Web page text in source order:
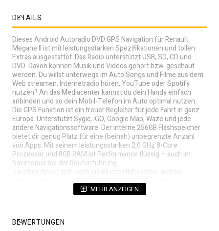
DETAILS
Dieses Android Autoradio DVD GPS Navigation für Renault
Megane II ist mit leistungsstarken Spezifikationen und tollen
Extras ausgestattet. Das Radio unterstützt USB, SD, CD und
DVD. Davon können Musik und Videos gehört bzw. geschaut
werden. Du willst unterwegs im Auto Songs und Filme aus dem
Web streamen, Internetradio hören, YouTube oder Spotify
nutzen? An das Mediacenter kannst du dein Handy einfach
anbinden und so dein Mobil-Telefon im Auto optimal nutzen.
Die GPS Funktion ist ein treuer Begleiter für jede Fahrt in ganz
Europa. Unterstützt Sygic, iGO, Google Map, Waze und jede
andere Navigationssoftware. Der interne 256GB Flashspeicher
bietet dir genug Platz für eine (beinah) unbegrenzte Anzahl
von Apps. Mit seinem leistungsstarken 2,0 GHz 8-Core
Prozessor und 8GB RAM ist Performance flüssig – auch im
Navimodus bei der Routenführung.
Daneben findet sich noch die Bluetoothfunktion, welche
Musikhören von Handy und MP3-Player unterstützt. Autoradio
mit integrierter WiFi-Funktion und 4G-LTE-Funktion, ermöglicht
dir einen mobilen Webzugang und Zugriff auf YouTube,
externen DAB + Empfänger (Sie können es durch Touch Screen
MEHR ANZEIGEN
BEWERTUNGEN